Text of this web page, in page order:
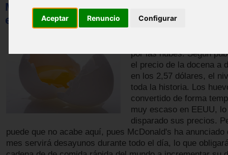
Aceptar Renuncio Configurar
McDonald's puede dejar a EEUU sin
escasez ya ha disparado los precios
por las nubes. Según
el precio de la docena a
en los 2,57 dólares, el
toda la historia. Los
convertido de forma
muy escaso en EEUU,
disparado sus precios.
puede que no acabe aquí, pues McDonald's ha anunciado
mes servirá desayunos durante todo el día, lo que